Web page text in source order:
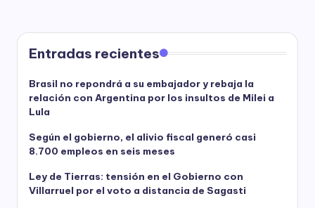
Entradas recientes
Brasil no repondrá a su embajador y rebaja la
relación con Argentina por los insultos de Milei a
Lula
Según el gobierno, el alivio fiscal generó casi
8.700 empleos en seis meses
Ley de Tierras: tensión en el Gobierno con
Villarruel por el voto a distancia de Sagasti